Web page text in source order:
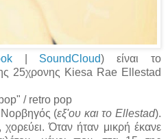
| SoundCloud) είναι το
25χρονης Kiesa Rae Ellestad
/ retro pop
Νορβηγός (εξ'ου και το Ellestad).
Όταν ήταν μικρή έκανε